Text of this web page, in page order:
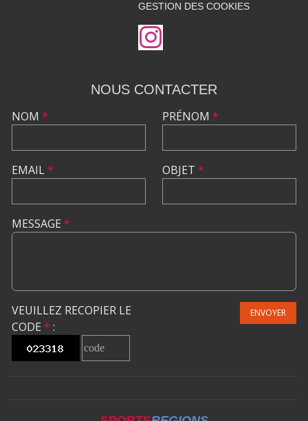
GESTION DES COOKIES
NOUS CONTACTER
NOM *
EMAIL*
PRÉNOM *
OBJET *
MESSAGE *
VEUILLEZ RECOPIER LE
CODE * :
ENVOYER